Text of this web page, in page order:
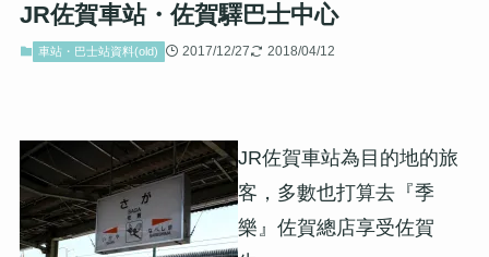
JR佐賀車站・佐賀驛巴士中心
車站・巴士站資料(old) 2017/12/27 2018/04/12
JR佐賀車站為目的地的旅
客，多數也打算去『季
樂』佐賀總店享受佐賀